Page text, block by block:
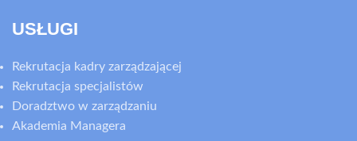
USŁUGI
Rekrutacja kadry zarządzającej
Rekrutacja specjalistów
Doradztwo w zarządzaniu
Akademia Managera